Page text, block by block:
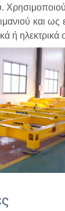
και ως
ή ηλεκτρικά